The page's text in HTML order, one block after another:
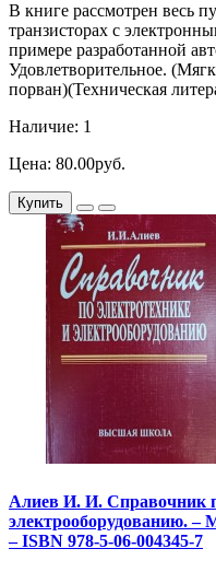
В книге рассмотрен весь
транзисторах с
примере разработанной
Удовлетворительное.
порван)(Техническая
Наличие: 1
Цена: 80.00руб.
Купить
Алиев И. И. Справочник
электрооборудованию.
– ISBN 978-5-06-004345-7